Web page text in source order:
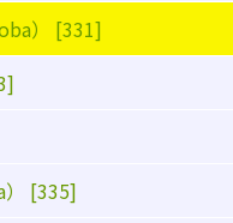
） [331]
） [335]